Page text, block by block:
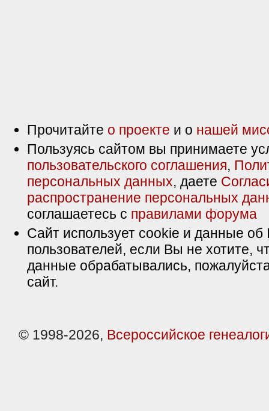
Прочитайте о проекте и о нашей
Пользуясь сайтом вы принимаете
пользовательского соглашения,
персональных данных, даете
распространение персональных
соглашаетесь с правилами форума
Сайт использует cookie и данные об
пользователей, если Вы не хотите,
данные обрабатывались,
сайт.
© 1998-2026, Всероссийское